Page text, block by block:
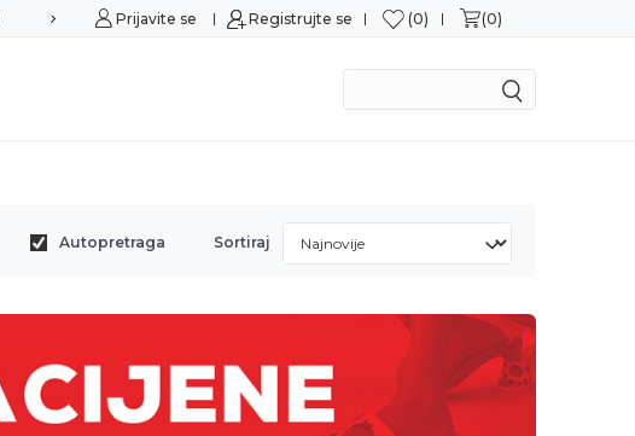
Sigurna kupovina
Prijavite se Registrujte se 0 0
Autopretraga Sortiraj